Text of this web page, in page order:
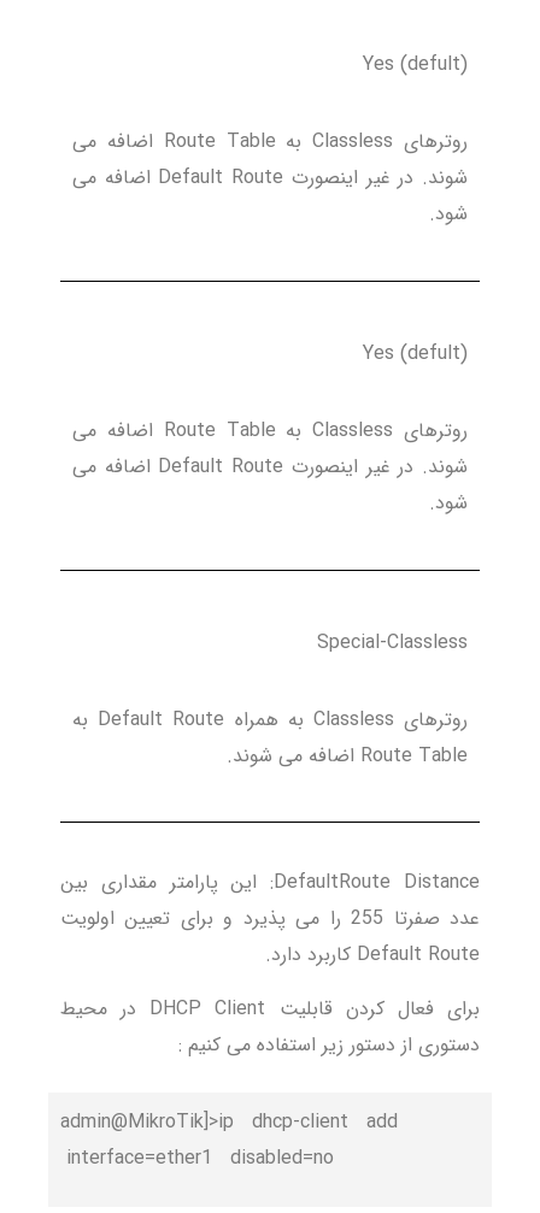
(Yes (defult
روترهای Classless به Route Table اضافه می
شوند. در غیر اینصورت Default Route اضافه می
شود.
(Yes (defult
روترهای Classless به Route Table اضافه می
شوند. در غیر اینصورت Default Route اضافه می
شود.
Special-Classless
روترهای Classless به همراه Default Route به
Route Table اضافه می شوند.
DefaultRoute Distance: این پارامتر مقداری بین
عدد صفرتا 255 را می پذیرد و برای تعیین اولویت
Default Route کاربرد دارد.
برای فعال کردن قابلیت DHCP Client در محیط
دستوری از دستور زیر استفاده می کنیم :
admin@MikroTik]>ip dhcp-client add
interface=ether1 disabled=no